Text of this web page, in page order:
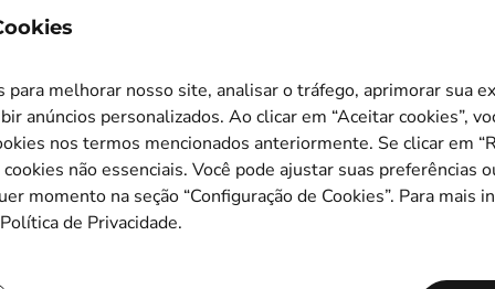
para melhorar nosso site, analisar o tráfego, aprimorar sua
anúncios personalizados. Ao clicar em “Aceitar cookies”,
nos termos mencionados anteriormente. Se clicar em
não essenciais. Você pode ajustar suas preferências
momento na seção “Configuração de Cookies”. Para mais
de Privacidade.
Configuração de Cookies